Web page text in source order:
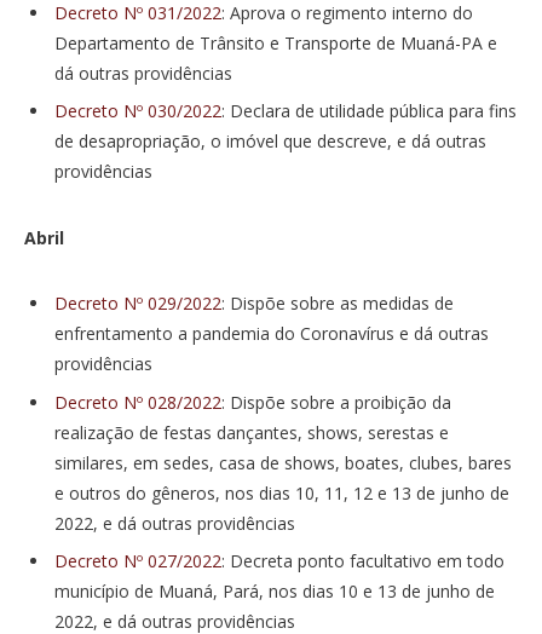
Decreto Nº 031/2022: Aprova o regimento interno do
Departamento de Trânsito e Transporte de Muaná-PA e
dá outras providências
Decreto Nº 030/2022: Declara de utilidade pública para fins
de desapropriação, o imóvel que descreve, e dá outras
providências
Abril
Decreto Nº 029/2022: Dispõe sobre as medidas de
enfrentamento a pandemia do Coronavírus e dá outras
providências
Decreto Nº 028/2022: Dispõe sobre a proibição da
realização de festas dançantes, shows, serestas e
similares, em sedes, casa de shows, boates, clubes, bares
e outros do gêneros, nos dias 10, 11, 12 e 13 de junho de
2022, e dá outras providências
Decreto Nº 027/2022: Decreta ponto facultativo em todo
município de Muaná, Pará, nos dias 10 e 13 de junho de
2022, e dá outras providências